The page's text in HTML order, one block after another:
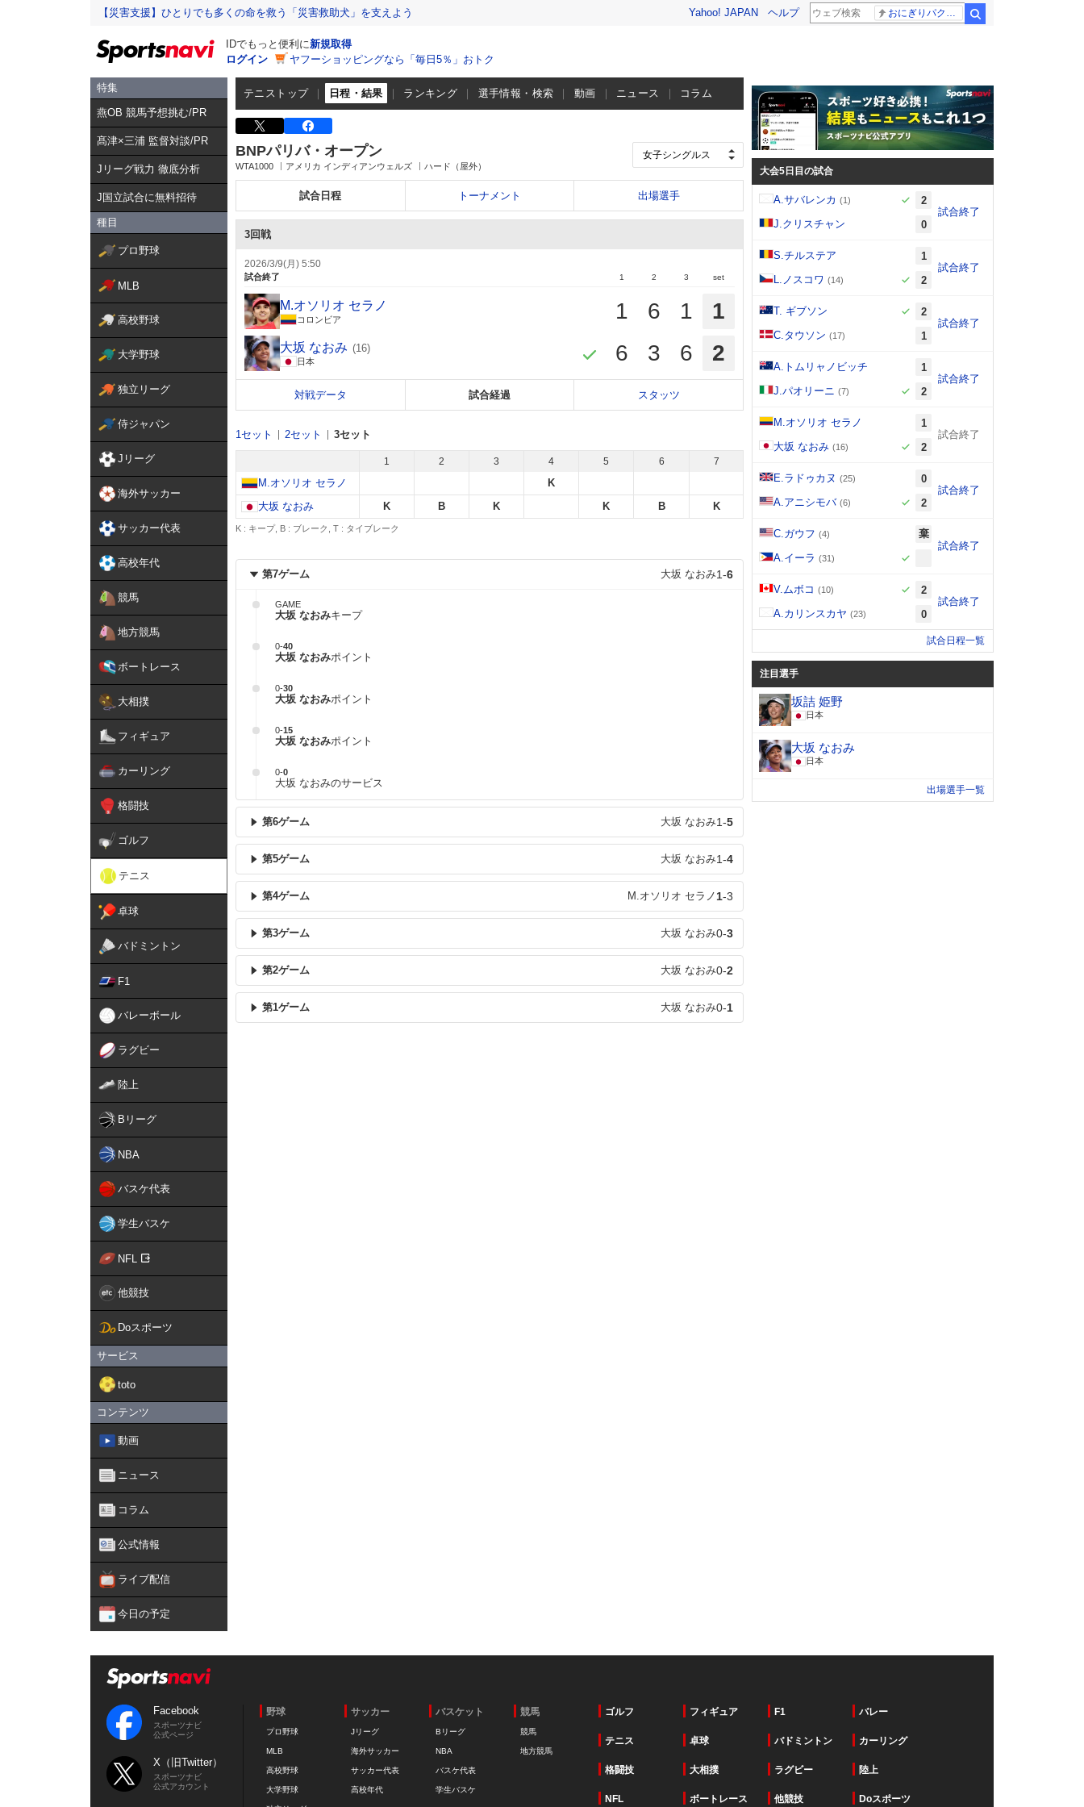
【災害支援】ひとりでも多くの命を救う「災害救助犬」を支えよう Yahoo! JAPAN ヘルプ
IDでもっと便利に新規取得
ログイン
ヤフーショッピングなら「毎日5％」おトク
特集
燕OB 競馬予想挑む/PR
髙津×三浦 監督対談/PR
Jリーグ戦力 徹底分析
J国立試合に無料招待
種目
プロ野球
MLB
高校野球
大学野球
独立リーグ
侍ジャパン
Jリーグ
海外サッカー
サッカー代表
高校年代
競馬
地方競馬
ボートレース
大相撲
フィギュア
カーリング
格闘技
ゴルフ
テニス
卓球
バドミントン
F1
バレーボール
ラグビー
陸上
Bリーグ
NBA
バスケ代表
学生バスケ
NFL
他競技
Doスポーツ
サービス
toto
コンテンツ
動画
ニュース
コラム
公式情報
ライブ配信
今日の予定
テニストップ 日程・結果 ランキング 選手情報・検索 動画 ニュース コラム
BNPパリバ・オープン
WTA1000 アメリカ インディアンウェルズ ハード（屋外）
試合日程 トーナメント 出場選手
3回戦
2026/3/9(月) 5:50
試合終了 1 2 3 set
M.オソリオ セラノ
コロンビア 1 6 1 1
大坂 なおみ (16)
日本 6 3 6 2
対戦データ 試合経過 スタッツ
1セット 2セット 3セット
1 2 3 4 5 6 7
M.オソリオ セラノ
K
大坂 なおみ
K B K K B K
K : キープ, B : ブレーク, T : タイブレーク
第7ゲーム 大坂 なおみ1-6
GAME
大坂 なおみキープ
0-40
大坂 なおみポイント
0-30
大坂 なおみポイント
0-15
大坂 なおみポイント
0-0
大坂 なおみのサービス
第6ゲーム 大坂 なおみ1-5
第5ゲーム 大坂 なおみ1-4
第4ゲーム M.オソリオ セラノ 1-3
第3ゲーム 大坂 なおみ0-3
第2ゲーム 大坂 なおみ0-2
第1ゲーム 大坂 なおみ0-1
大会5日目の試合
A.サバレンカ (1)
2
J.クリスチャン
0
試合終了
S.チルステア
1
L.ノスコワ (14) 2
試合終了
T. ギブソン
2
C.タウソン (17) 1
試合終了
A.トムリャノビッチ
1
J.パオリーニ (7) 2
試合終了
M.オソリオ セラノ
1
大坂 なおみ (16) 2
試合終了
E.ラドゥカヌ (25)
0
A.アニシモバ (6) 2
試合終了
C.ガウフ (4)
棄
A.イーラ (31)
試合終了
V.ムボコ (10)
2
A.カリンスカヤ (23) 0
試合終了
試合日程一覧
注目選手
坂詰 姫野
日本
大坂 なおみ
日本
出場選手一覧
Facebook
スポーツナビ
公式ページ
X（旧Twitter）
スポーツナビ
公式アカウント
野球
プロ野球
MLB
高校野球
大学野球
サッカー
Jリーグ
海外サッカー
サッカー代表
高校年代
バスケット
Bリーグ
NBA
バスケ代表
学生バスケ
競馬
競馬
地方競馬
ゴルフ フィギュア F1 バレー
テニス 卓球 バドミントン カーリング
格闘技 大相撲 ラグビー 陸上
NFL ボートレース 他競技 Doスポーツ